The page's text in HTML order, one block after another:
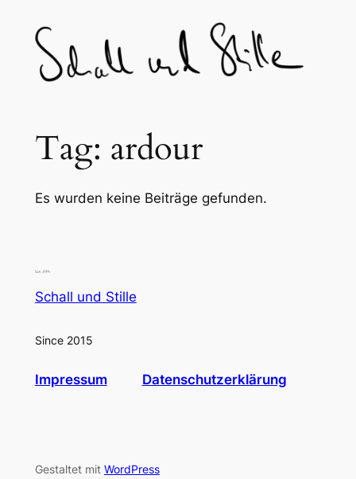
content
Tag: ardour
Es wurden keine Beiträge gefunden.
Schall und Stille
Since 2015
Impressum Datenschutzerklärung
Gestaltet mit WordPress